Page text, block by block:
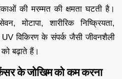
की मरम्मत की क्षमता घटती है।
मोटापा, शारीरिक निष्क्रियता,
विकिरण के संपर्क जैसी जीवनशैली
बढ़ाते हैं।
के जोखिम को कम करना